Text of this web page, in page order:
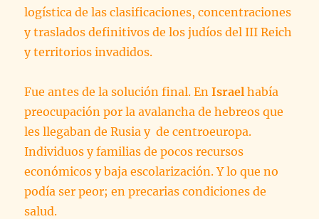
logística de las clasificaciones, concentraciones
y traslados definitivos de los judíos del III Reich
y territorios invadidos.
Fue antes de la solución final. EnIsrael había
preocupación por la avalancha de hebreos que
les llegaban de Rusia y de centroeuropa.
Individuos y familias de pocos recursos
económicos y baja escolarización. Y lo que no
podía ser peor; en precarias condiciones de
salud.